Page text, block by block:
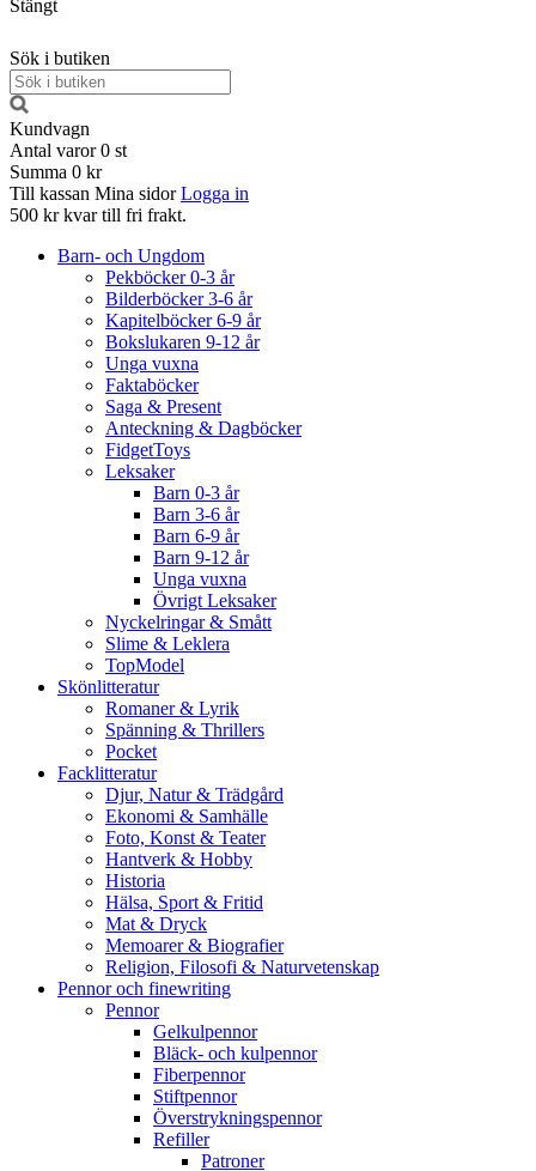
Stängt
Sök i butiken
Kundvagn
Antal varor 0 st
Summa 0 kr
Till kassan Mina sidor Logga in
500 kr kvar till fri frakt.
Barn- och Ungdom
Pekböcker 0-3 år
Bilderböcker 3-6 år
Kapitelböcker 6-9 år
Bokslukaren 9-12 år
Unga vuxna
Faktaböcker
Saga & Present
Anteckning & Dagböcker
FidgetToys
Leksaker
Barn 0-3 år
Barn 3-6 år
Barn 6-9 år
Barn 9-12 år
Unga vuxna
Övrigt Leksaker
Nyckelringar & Smått
Slime & Leklera
TopModel
Skönlitteratur
Romaner & Lyrik
Spänning & Thrillers
Pocket
Facklitteratur
Djur, Natur & Trädgård
Ekonomi & Samhälle
Foto, Konst & Teater
Hantverk & Hobby
Historia
Hälsa, Sport & Fritid
Mat & Dryck
Memoarer & Biografier
Religion, Filosofi & Naturvetenskap
Pennor och finewriting
Pennor
Gelkulpennor
Bläck- och kulpennor
Fiberpennor
Stiftpennor
Överstrykningspennor
Refiller
Patroner